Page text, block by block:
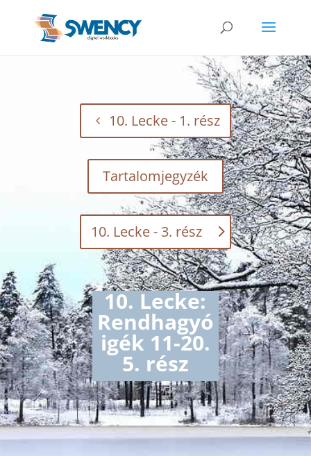
10. Lecke - 1. rész
Tartalomjegyzék
10. Lecke - 3. rész
10. Lecke:
Rendhagyó
igék 11-20.
5. rész